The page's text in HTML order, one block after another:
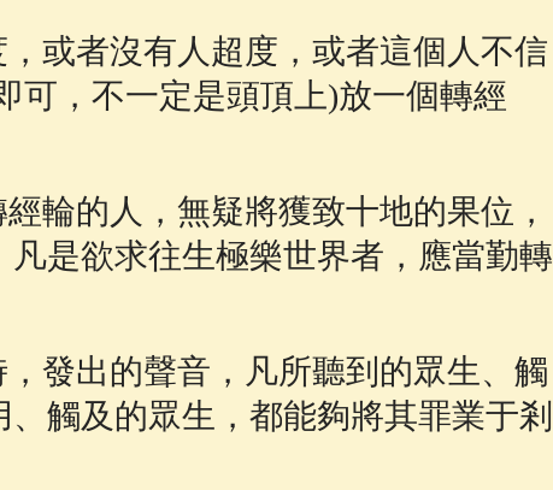
或者沒有人超度，或者這個人不信
可，不一定是頭頂上)放一個轉經
輪的人，無疑將獲致十地的果位，
是欲求往生極樂世界者，應當勤轉
發出的聲音，凡所聽到的眾生、觸
觸及的眾生，都能夠將其罪業于剎